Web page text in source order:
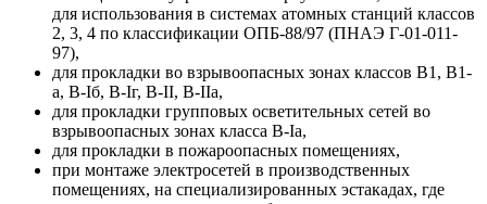
для использования в системах атомных станций классов
2, 3, 4 по классификации ОПБ-88/97 (ПНАЭ Г-01-011-
97),
для прокладки во взрывоопасных зонах классов В1, В1-
а, B-Iб, B-Iг, В-II, В-IIа,
для прокладки групповых осветительных сетей во
взрывоопасных зонах класса В-Iа,
для прокладки в пожароопасных помещениях,
при монтаже электросетей в производственных
помещениях, на специализированных эстакадах, где